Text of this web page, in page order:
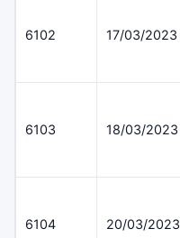
6102 17/03/2023
6103 18/03/2023
6104 20/03/2023